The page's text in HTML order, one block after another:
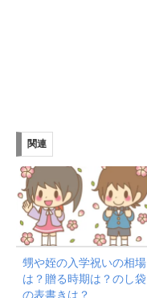
関連
甥や姪の入学祝いの相場
は？贈る時期は？のし袋
の表書きは？